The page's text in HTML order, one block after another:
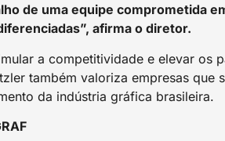
de uma equipe comprometida
afirma o diretor.
a competitividade e elevar os
também valoriza empresas
da indústria gráfica brasileira.